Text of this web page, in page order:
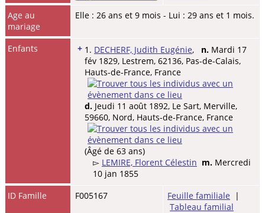
Age au
mariage
Elle : 26 ans et 9 mois - Lui : 29 ans et 1 mois.
Enfants + 1. DECHERF, Judith Eugénie, n. Mardi 17
fév 1829, Lestrem, 62136, Pas-de-Calais,
Hauts-de-France, France
d. Jeudi 11 août 1892, Le Sart, Merville,
59660, Nord, Hauts-de-France, France
(Âgé de 63 ans)
▻ LEMIRE, Florent Célestin m. Mercredi
10 jan 1855
ID Famille
F005167 Feuille familiale |
Tableau familial